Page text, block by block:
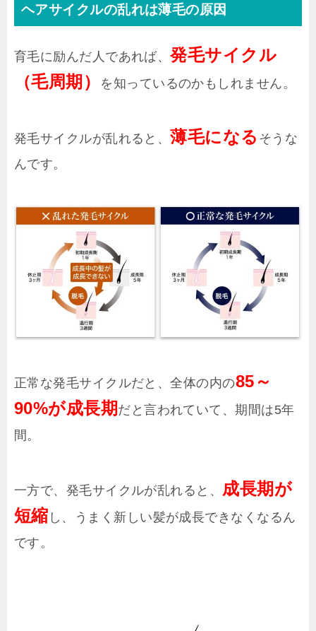
ヘアサイクルの乱れは薄毛の原因
育毛に励んだ人であれば、発毛サイクル
（毛周期）
を知っているのかもしれません。
発毛サイクルが乱れると、薄毛になる そうな
んです。
正常な発毛サイクルだと、全体の内の85～
90%が成長期 だと言われていて、期間は5年
間。
一方で、発毛サイクルが乱れると、 成長期が
短縮 し、うまく新しい髪が成長できなくなるん
です。